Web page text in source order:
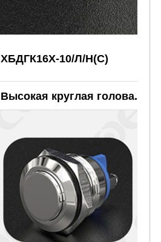
ХБДГК16Х-10/Л/Н(С)
Высокая круглая голова.